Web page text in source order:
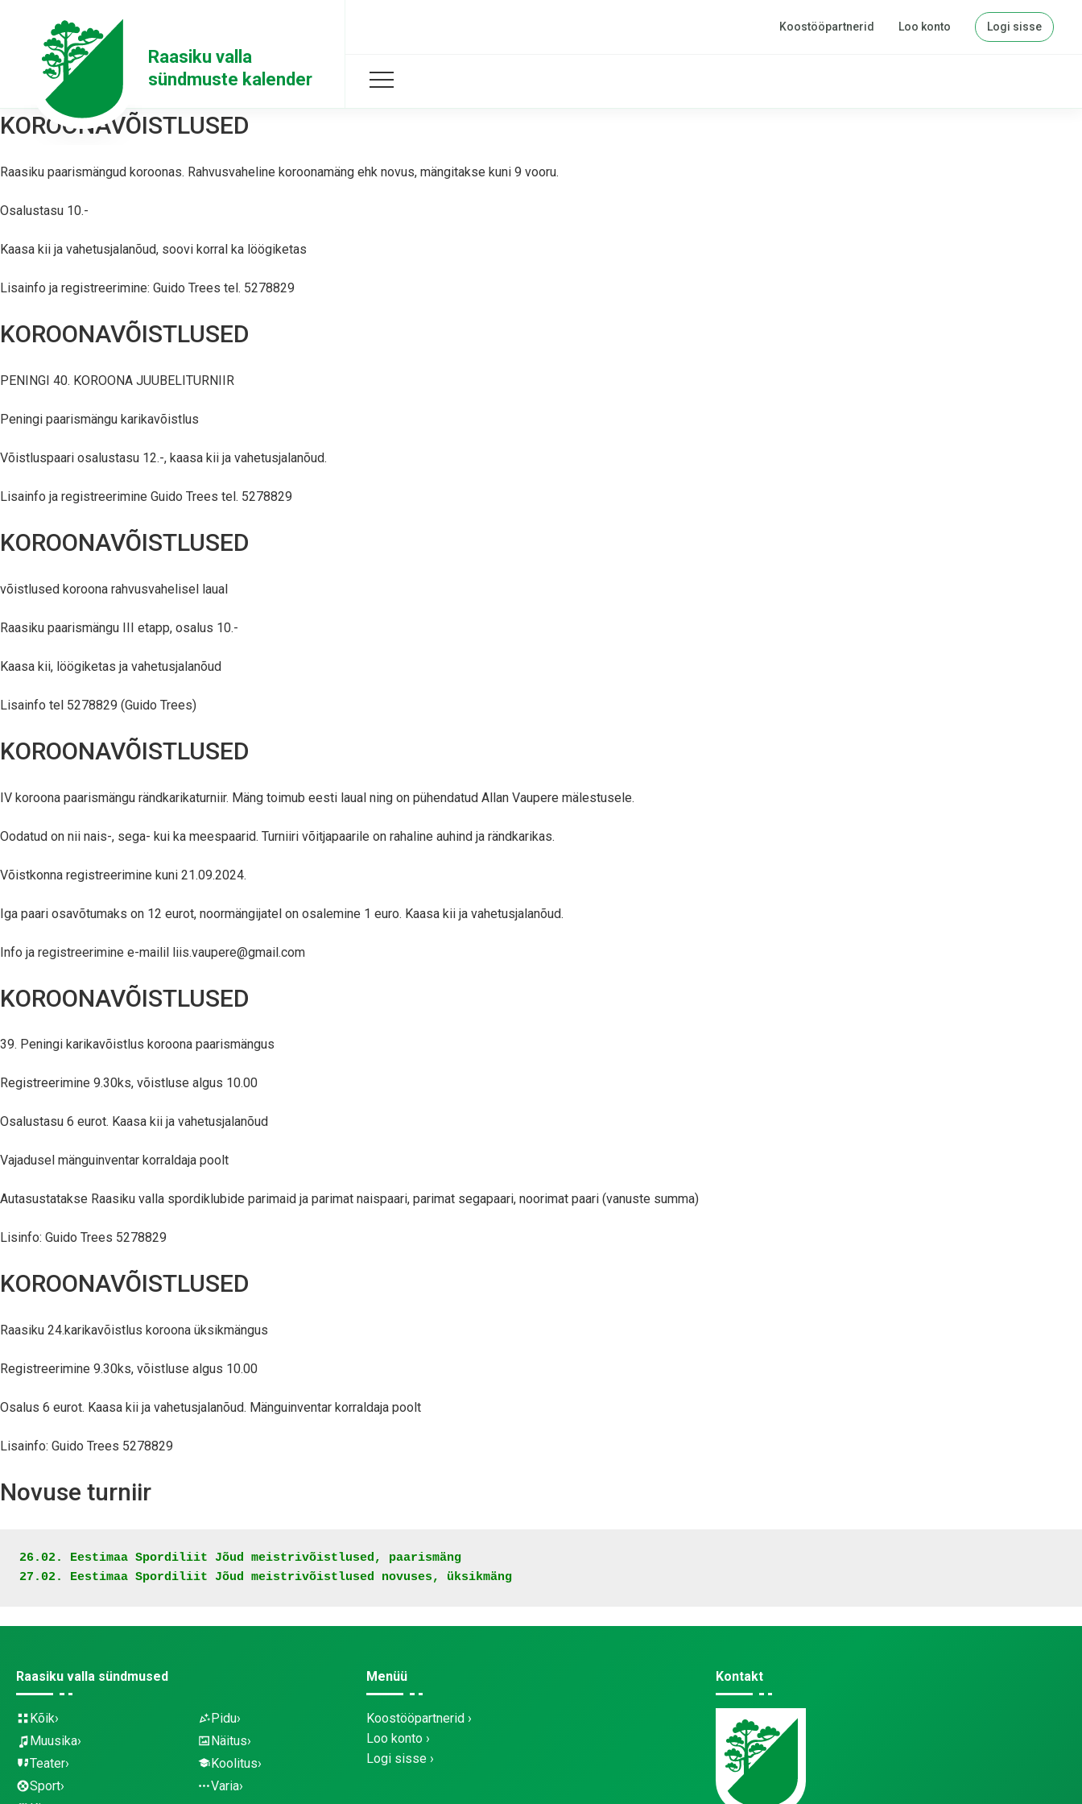
Raasiku valla
sündmuste kalender
Koostööpartnerid Loo konto Logi sisse
KOROONAVÕISTLUSED
Raasiku paarismängud koroonas. Rahvusvaheline koroonamäng ehk novus, mängitakse kuni 9 vooru.
Osalustasu 10.-
Kaasa kii ja vahetusjalanõud, soovi korral ka löögiketas
Lisainfo ja registreerimine: Guido Trees tel. 5278829
KOROONAVÕISTLUSED
PENINGI 40. KOROONA JUUBELITURNIIR
Peningi paarismängu karikavõistlus
Võistluspaari osalustasu 12.-, kaasa kii ja vahetusjalanõud.
Lisainfo ja registreerimine Guido Trees tel. 5278829
KOROONAVÕISTLUSED
võistlused koroona rahvusvahelisel laual
Raasiku paarismängu III etapp, osalus 10.-
Kaasa kii, löögiketas ja vahetusjalanõud
Lisainfo tel 5278829 (Guido Trees)
KOROONAVÕISTLUSED
IV koroona paarismängu rändkarikaturniir. Mäng toimub eesti laual ning on pühendatud Allan Vaupere mälestusele.
Oodatud on nii nais-, sega- kui ka meespaarid. Turniiri võitjapaarile on rahaline auhind ja rändkarikas.
Võistkonna registreerimine kuni 21.09.2024.
Iga paari osavõtumaks on 12 eurot, noormängijatel on osalemine 1 euro. Kaasa kii ja vahetusjalanõud.
Info ja registreerimine e-mailil liis.vaupere@gmail.com
KOROONAVÕISTLUSED
39. Peningi karikavõistlus koroona paarismängus
Registreerimine 9.30ks, võistluse algus 10.00
Osalustasu 6 eurot. Kaasa kii ja vahetusjalanõud
Vajadusel mänguinventar korraldaja poolt
Autasustatakse Raasiku valla spordiklubide parimaid ja parimat naispaari, parimat segapaari, noorimat paari (vanuste summa)
Lisinfo: Guido Trees 5278829
KOROONAVÕISTLUSED
Raasiku 24.karikavõistlus koroona üksikmängus
Registreerimine 9.30ks, võistluse algus 10.00
Osalus 6 eurot. Kaasa kii ja vahetusjalanõud. Mänguinventar korraldaja poolt
Lisainfo: Guido Trees 5278829
Novuse turniir
26.02. Eestimaa Spordiliit Jõud meistrivõistlused, paarismäng
27.02. Eestimaa Spordiliit Jõud meistrivõistlused novuses, üksikmäng
Raasiku valla sündmused
Kõik
Muusika
Teater
Sport
Pidu
Näitus
Koolitus
Varia
Menüü
Koostööpartnerid
Loo konto
Logi sisse
Kontakt